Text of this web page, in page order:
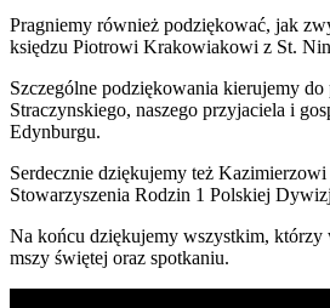
Pragniemy również podziękować, jak
księdzu Piotrowi Krakowiakowi z St.
Szczególne podziękowania kierujemy do
Straczynskiego, naszego przyjaciela i
Edynburgu.
Serdecznie dziękujemy też
Stowarzyszenia Rodzin 1 Polskiej
Na końcu dziękujemy wszystkim, którzy
mszy świętej oraz spotkaniu.